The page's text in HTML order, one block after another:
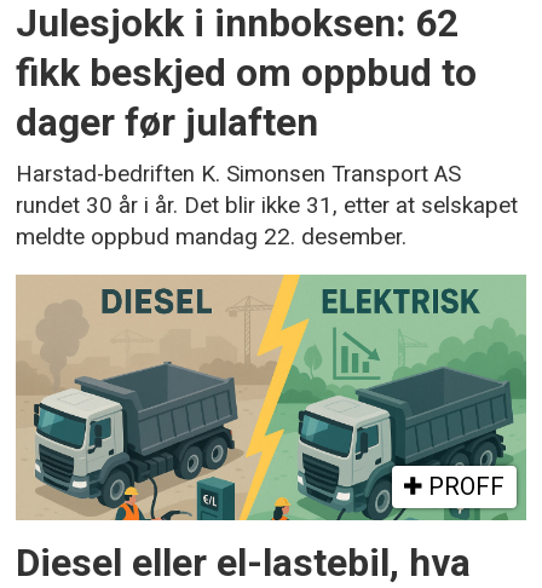
Julesjokk i innboksen: 62
fikk beskjed om oppbud to
dager før julaften
Harstad-bedriften K. Simonsen Transport AS
rundet 30 år i år. Det blir ikke 31, etter at selskapet
meldte oppbud mandag 22. desember.
PROFF
Diesel eller el-lastebil, hva